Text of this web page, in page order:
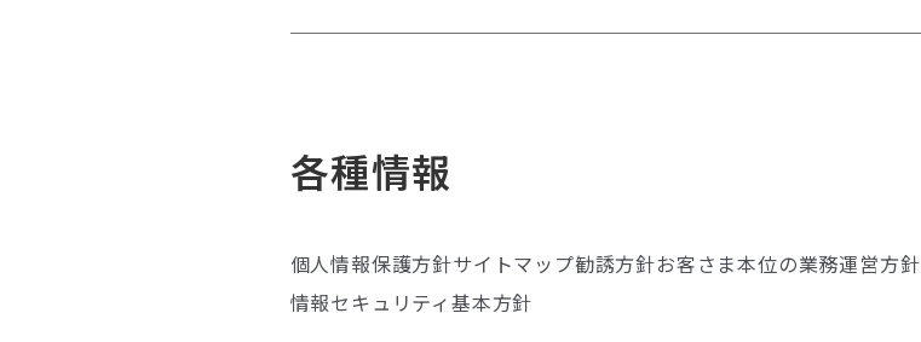
各種情報
個人情報保護方針サイトマップ勧誘方針お客さま本位の業務運営方針
情報セキュリティ基本方針